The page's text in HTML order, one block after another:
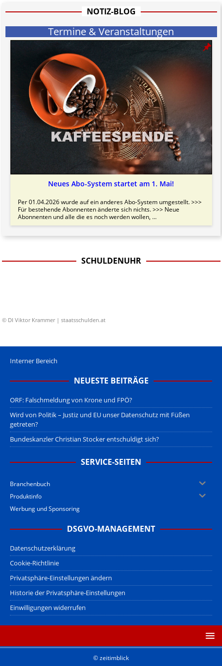
Bitte beachten Sie in dem Zusammenhang auch unsereAGB.
NOTIZ-BLOG
Termine & Veranstaltungen
Neues Abo-System startet am 1. Mai!
Per 01.04.2026 wurde auf ein anderes Abo-System umgestellt. >>>
Für bestehende Abonnenten änderte sich nichts. >>> Neue
Abonnenten und alle die es noch werden wollen, ...
SCHULDENUHR
© DI Viktor Krammer | staatsschulden.at
Interner Bereich
NEUESTE BEITRÄGE
ORF: Falschmeldung von Krone und FPÖ?
Wird von Politik – Justiz und EU unser Datenschutz mit Füßen
getreten?
Bundeskanzler Christian Stocker entschuldigt sich?
SERVICE-SEITEN
Branchenbuch
Produktinfo
Werbung und Sponsoring
DSGVO-MANAGEMENT
Datenschutzerklärung
Cookie-Richtlinie
Privatsphäre-Einstellungen ändern
Historie der Privatsphäre-Einstellungen
Einwilligungen widerrufen
© zeitimblick